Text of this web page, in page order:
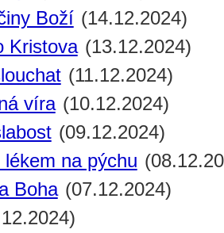
Boží (14.12.2024)
Kristova (13.12.2024)
(11.12.2024)
víra (10.12.2024)
(09.12.2024)
na pýchu
Boha (07.12.2024)